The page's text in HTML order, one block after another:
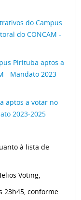
do Campus
do CONCAM -
Pirituba aptos a
- Mandato 2023-
aptos a votar no
2023-2025
à lista de
Voting,
23h45, conforme